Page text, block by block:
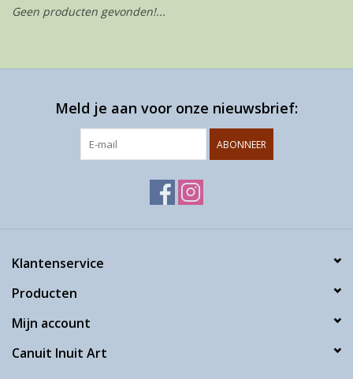
Geen producten gevonden!...
Meld je aan voor onze nieuwsbrief:
ABONNEER
Klantenservice
Producten
Mijn account
Canuit Inuit Art